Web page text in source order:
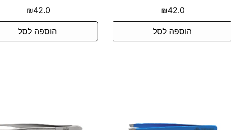
₪42.0
הוספה לסל
₪42.0
הוספה לסל